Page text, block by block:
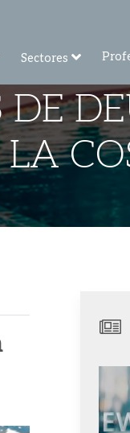
Sectores
DE